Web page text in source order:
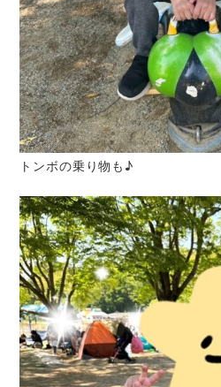
トンボの乗り物も♪